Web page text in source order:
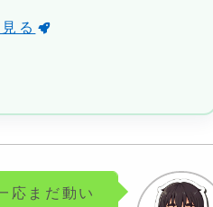
る
応まだ動い